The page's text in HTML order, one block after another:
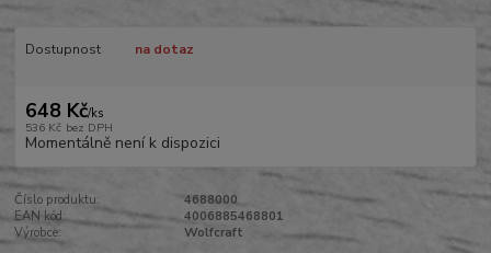
Dostupnost na dotaz
648 Kč/ks
536 Kč bez DPH
Momentálně není k dispozici
Číslo produktu:
4688000
EAN kód:
4006885468801
Výrobce:
Wolfcraft